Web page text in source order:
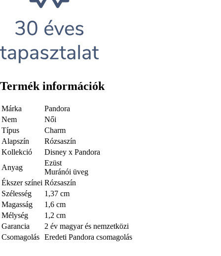
Termék információk
Márka
Pandora
Nem
Női
Típus
Charm
Alapszín
Rózsaszín
Kollekció
Disney x Pandora
Anyag
Ezüst
Muránói üveg
Ékszer színei Rózsaszín
Szélesség
1,37 cm
Magasság
1,6 cm
Mélység
1,2 cm
Garancia
2 év magyar és nemzetközi
Csomagolás Eredeti Pandora csomagolás